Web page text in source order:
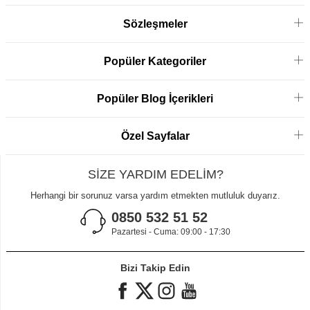
firmamız kalitemizden ödün vermeden her kesime ulaşma
Sözleşmeler
Popüler Kategoriler
Popüler Blog İçerikleri
Özel Sayfalar
SİZE YARDIM EDELİM?
Herhangi bir sorunuz varsa yardım etmekten mutluluk duyarız.
0850 532 51 52
Pazartesi - Cuma: 09:00 - 17:30
Bizi Takip Edin